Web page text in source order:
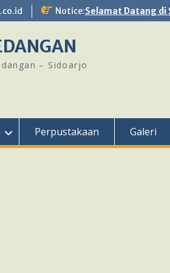
Notice:Selamat Datang di
– Sidoarjo
Perpustakaan Galeri